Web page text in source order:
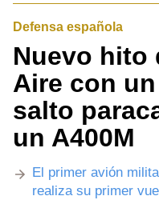
Defensa española
Nuevo hito
Aire con
salto
un A400M
El primer avión
realiza su primer